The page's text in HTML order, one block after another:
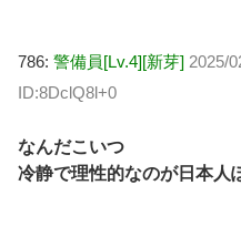
786: 警備員[Lv.4][新芽] 2025/
ID:8DclQ8l+0
なんだこいつ
冷静で理性的なのが日本人